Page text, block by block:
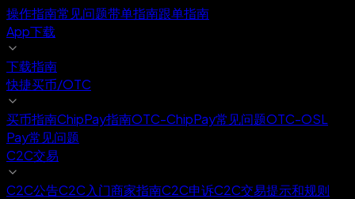
操作指南常见问题带单指南跟单指南
App下载
下载指南
快捷买币/OTC
买币指南ChipPay指南OTC-ChipPay常见问题OTC-OSL
Pay常见问题
C2C交易
C2C公告C2C入门商家指南C2C申诉C2C交易提示和规则